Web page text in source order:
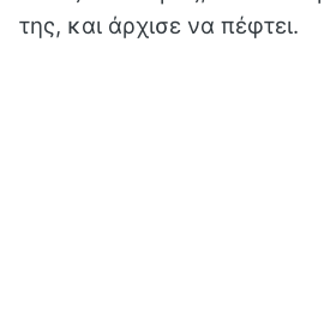
της, και άρχισε να πέφτει.